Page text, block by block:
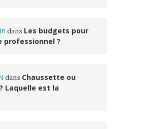
dans Les budgets pour
professionnel ?
dans Chaussette ou
Laquelle est la